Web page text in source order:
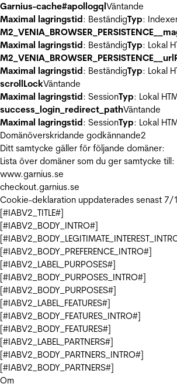
Garnius-cache#apollogqlVäntande
Maximal lagringstid: BeständigTyp:
Maximal lagringstid: BeständigTyp: Lokal
Maximal lagringstid: BeständigTyp: Lokal
scrollLockVäntande
Maximal lagringstid: SessionTyp: Lokal
success_login_redirect_pathVäntande
Maximal lagringstid: SessionTyp: Lokal
Domänöverskridande godkännande2
Ditt samtycke gäller för följande domäner:
Lista över domäner som du ger samtycke till:
www.garnius.se
checkout.garnius.se
Cookie-deklaration uppdaterades senast
[#IABV2_TITLE#]
[#IABV2_BODY_INTRO#]
[#IABV2_BODY_PREFERENCE_INTRO#]
[#IABV2_LABEL_PURPOSES#]
[#IABV2_BODY_PURPOSES_INTRO#]
[#IABV2_BODY_PURPOSES#]
[#IABV2_LABEL_FEATURES#]
[#IABV2_BODY_FEATURES_INTRO#]
[#IABV2_BODY_FEATURES#]
[#IABV2_LABEL_PARTNERS#]
[#IABV2_BODY_PARTNERS_INTRO#]
[#IABV2_BODY_PARTNERS#]
Om